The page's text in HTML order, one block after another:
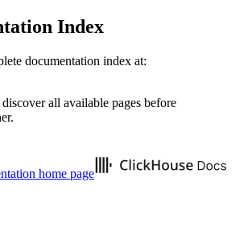
Index
documentation index at:
all available pages before
home page